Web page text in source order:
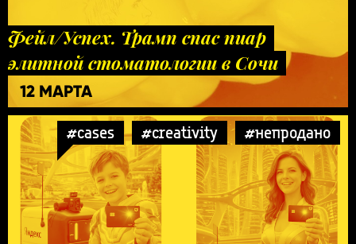
Фейл/Успех. Трамп спас пиар
элитной стоматологии в Сочи
12 МАРТА
#cases #creativity #непродано